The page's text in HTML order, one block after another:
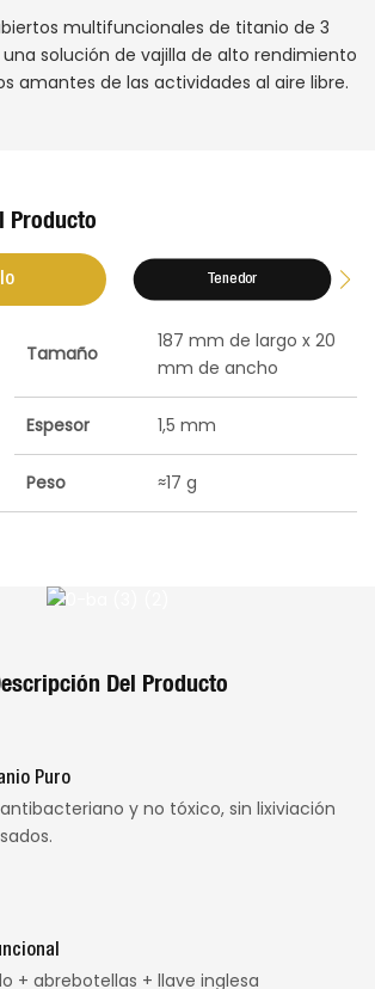
multifuncionales de titanio de 3
una solución de vajilla de alto rendimiento
amantes de las actividades al aire libre.
Producto
Tenedor
Tamaño
187 mm de largo x 20
mm de ancho
Espesor 1,5 mm
Peso ≈17 g
Del Producto
Puro
y no tóxico, sin lixiviación
+ abrebotellas + llave inglesa